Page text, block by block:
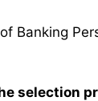
Banking
selection